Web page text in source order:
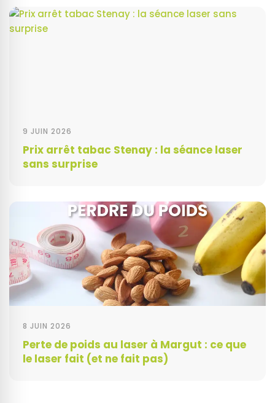
9 JUIN 2026
Prix arrêt tabac Stenay : la séance laser
sans surprise
8 JUIN 2026
Perte de poids au laser à Margut : ce que
le laser fait (et ne fait pas)